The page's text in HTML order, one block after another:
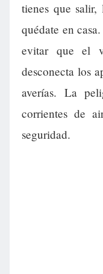
tienes que
quédate en
evitar que el
desconecta los
averías. La
corrientes de
seguridad.